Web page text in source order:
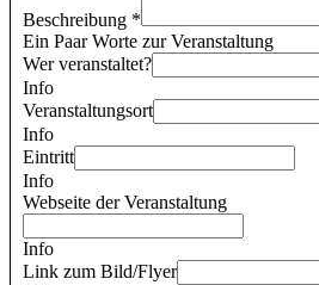
Beschreibung *
Ein Paar Worte zur Veranstaltung
Wer veranstaltet?
Info
Veranstaltungsort
Info
Eintritt
Info
Webseite der Veranstaltung
Info
Link zum Bild/Flyer